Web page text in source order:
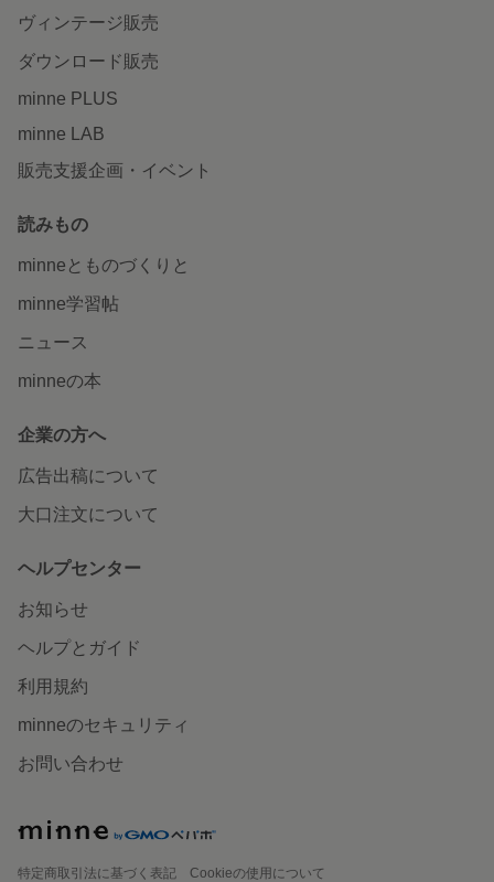
ヴィンテージ販売
ダウンロード販売
minne PLUS
minne LAB
販売支援企画・イベント
読みもの
minneとものづくりと
minne学習帖
ニュース
minneの本
企業の方へ
広告出稿について
大口注文について
ヘルプセンター
お知らせ
ヘルプとガイド
利用規約
minneのセキュリティ
お問い合わせ
特定商取引法に基づく表記
Cookieの使用について